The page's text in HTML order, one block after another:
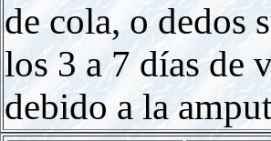
de cola, o dedos
los 3 a 7 días de
debido a la